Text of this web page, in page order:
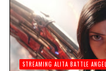
STREAMING ALITA BATTLE ANGEL